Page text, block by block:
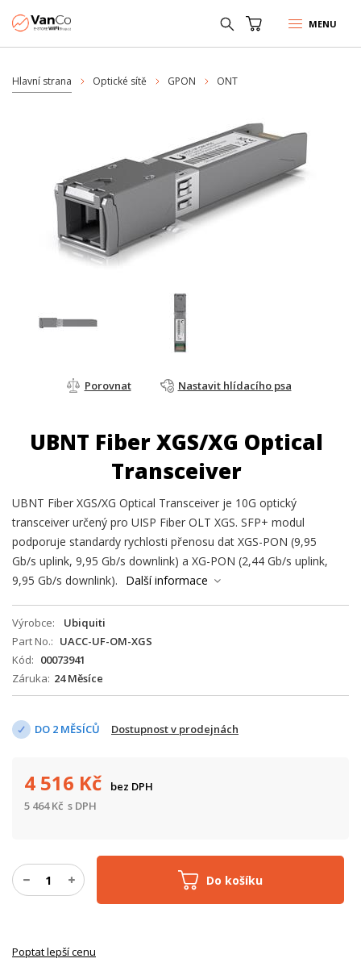
MENU
Hlavní strana Optické sítě GPON ONT
Porovnat Nastavit hlídacího psa
UBNT Fiber XGS/XG Optical
Transceiver
UBNT Fiber XGS/XG Optical Transceiver je 10G optický
transceiver určený pro UISP Fiber OLT XGS. SFP+ modul
podporuje standardy rychlosti přenosu dat XGS-PON (9,95
Gb/s uplink, 9,95 Gb/s downlink) a XG-PON (2,44 Gb/s uplink,
9,95 Gb/s downlink).
Další informace
Výrobce
Ubiquiti
Part No.
UACC-UF-OM-XGS
Kód
00073941
Záruka 24 Měsíce
DO 2 MĚSÍCŮ Dostupnost v prodejnách
Do košíku
4 516 Kč
bez DPH
5 464Kč s DPH
Poptat lepší cenu